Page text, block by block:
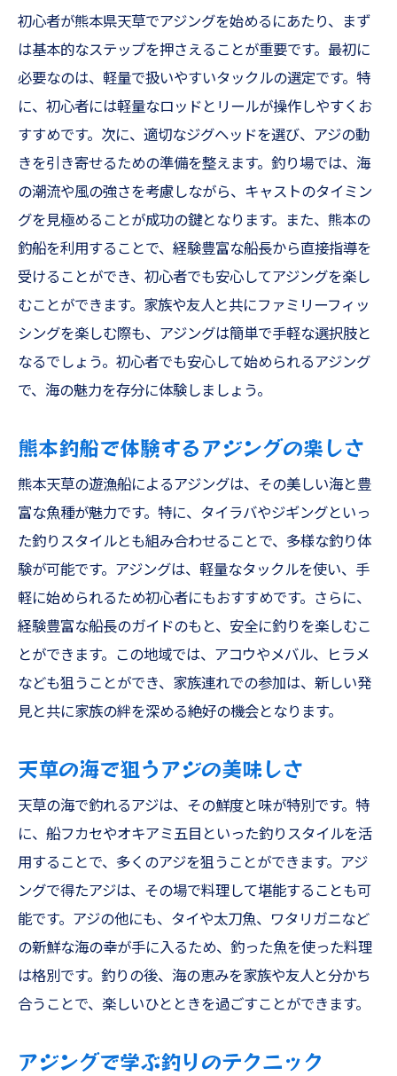
初心者が熊本県天草でアジングを始めるにあたり、まず
は基本的なステップを押さえることが重要です。最初に
必要なのは、軽量で扱いやすいタックルの選定です。特
に、初心者には軽量なロッドとリールが操作しやすくお
すすめです。次に、適切なジグヘッドを選び、アジの動
きを引き寄せるための準備を整えます。釣り場では、海
の潮流や風の強さを考慮しながら、キャストのタイミン
グを見極めることが成功の鍵となります。また、熊本の
釣船を利用することで、経験豊富な船長から直接指導を
受けることができ、初心者でも安心してアジングを楽し
むことができます。家族や友人と共にファミリーフィッ
シングを楽しむ際も、アジングは簡単で手軽な選択肢と
なるでしょう。初心者でも安心して始められるアジング
で、海の魅力を存分に体験しましょう。
熊本釣船で体験するアジングの楽しさ
熊本天草の遊漁船によるアジングは、その美しい海と豊
富な魚種が魅力です。特に、タイラバやジギングといっ
た釣りスタイルとも組み合わせることで、多様な釣り体
験が可能です。アジングは、軽量なタックルを使い、手
軽に始められるため初心者にもおすすめです。さらに、
経験豊富な船長のガイドのもと、安全に釣りを楽しむこ
とができます。この地域では、アコウやメバル、ヒラメ
なども狙うことができ、家族連れでの参加は、新しい発
見と共に家族の絆を深める絶好の機会となります。
天草の海で狙うアジの美味しさ
天草の海で釣れるアジは、その鮮度と味が特別です。特
に、船フカセやオキアミ五目といった釣りスタイルを活
用することで、多くのアジを狙うことができます。アジ
ングで得たアジは、その場で料理して堪能することも可
能です。アジの他にも、タイや太刀魚、ワタリガニなど
の新鮮な海の幸が手に入るため、釣った魚を使った料理
は格別です。釣りの後、海の恵みを家族や友人と分かち
合うことで、楽しいひとときを過ごすことができます。
アジングで学ぶ釣りのテクニック